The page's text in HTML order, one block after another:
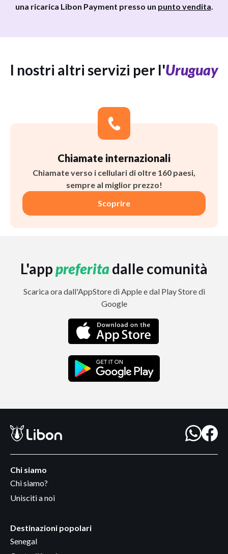
una ricarica Libon Payment presso un punto vendita.
I nostri altri servizi per l'Uruguay
Chiamate internazionali
Chiamate verso i cellulari di oltre 160 paesi,
sempre al miglior prezzo!
Scoprire
L'apppreferitadalle comunità
Scarica ora dall'AppStore di Apple e dal Play Store di
Google
Chi siamo
Chi siamo?
Unisciti a noi
Destinazioni popolari
Senegal